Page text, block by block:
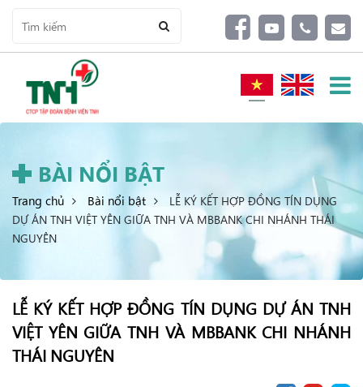
BÀI NỔI BẬT
Trang chủ Bài nổi bật
LỄ KÝ KẾT HỢP ĐỒNG TÍN DỤNG
DỰ ÁN TNH VIỆT YÊN GIỮA TNH VÀ MBBANK CHI NHÁNH THÁI
NGUYÊN
LỄ KÝ KẾT HỢP ĐỒNG TÍN DỤNG DỰ ÁN TNH
VIỆT YÊN GIỮA TNH VÀ MBBANK CHI NHÁNH
THÁI NGUYÊN